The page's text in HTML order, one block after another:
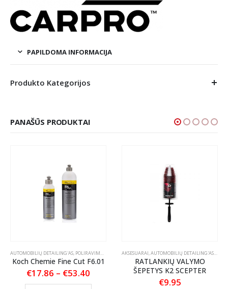
PAPILDOMA INFORMACIJA
Produkto Kategorijos
PANAŠŪS PRODUKTAI
VALIKLIAI
AUTOMOBILIŲ DETAILING'AS, POLIRAVIMAS POLIRAVIMO PASTOS
Koch Chemie Fine Cut F6.01
€17.86 – €53.40
This product has multiple variants. The options may be chosen on the product page
AKSESUARAI,AUTOMOBILIŲ DETAILING'AS,
RATLANKIŲ VALYMO
ŠEPETYS K2 SCEPTER
€9.95